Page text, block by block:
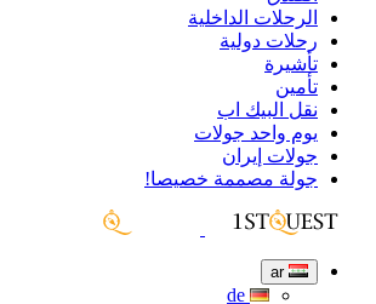
الرحلات الداخلية
رحلات دولية
تأشيرة
تأمين
نقل البيك اب
يوم واحد جولات
جولات إيران
جولة مصممة خصيصا!
ar